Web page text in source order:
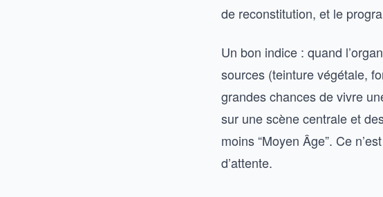
de reconstitution, et le
Un bon indice : quand
sources (teinture végétale,
grandes chances de vivre
sur une scène centrale et
moins “Moyen Âge”. Ce
d’attente.